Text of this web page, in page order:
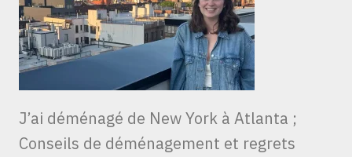
J’ai déménagé de New York à Atlanta ;
Conseils de déménagement et regrets